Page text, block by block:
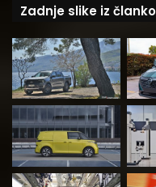
Zadnje slike iz